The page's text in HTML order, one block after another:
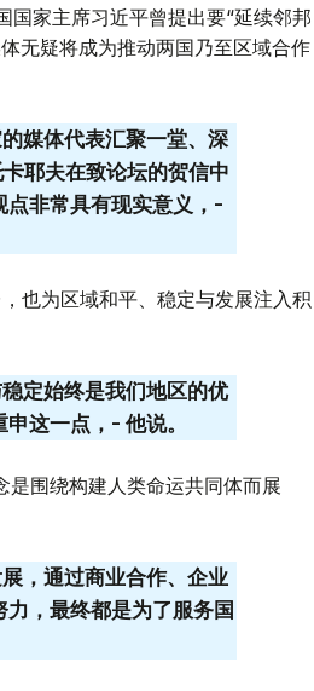
家主席习近平曾提出要“延续邻邦
无疑将成为推动两国乃至区域合作
媒体代表汇聚一堂、深
耶夫在致论坛的贺信中
点非常具有现实意义，-
也为区域和平、稳定与发展注入积
定始终是我们地区的优
这一点，- 他说。
是围绕构建人类命运共同体而展
，通过商业合作、企业
，最终都是为了服务国